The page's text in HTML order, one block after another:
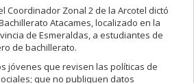
Coordinador Zonal 2 de la Arcotel dictó
Atacames, localizado en la
de Esmeraldas, a estudiantes de
de bachillerato.
jóvenes que revisen las políticas de
que no publiquen datos